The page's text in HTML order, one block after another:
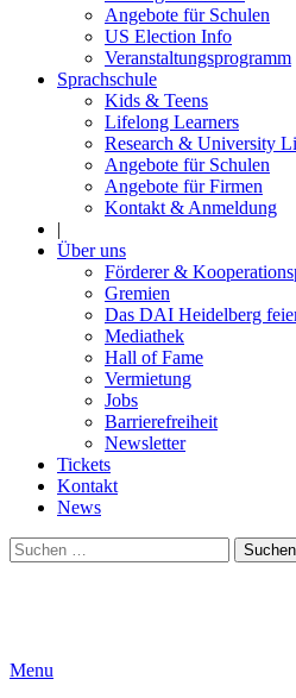
Angebote für Schulen
US Election Info
Veranstaltungsprogramm
Sprachschule
Kids & Teens
Lifelong Learners
Research & University
Angebote für Schulen
Angebote für Firmen
Kontakt & Anmeldung
|
Über uns
Förderer &
Gremien
Das DAI Heidelberg
Mediathek
Hall of Fame
Vermietung
Jobs
Barrierefreiheit
Newsletter
Tickets
Kontakt
News
Suchen
nach:
Menu